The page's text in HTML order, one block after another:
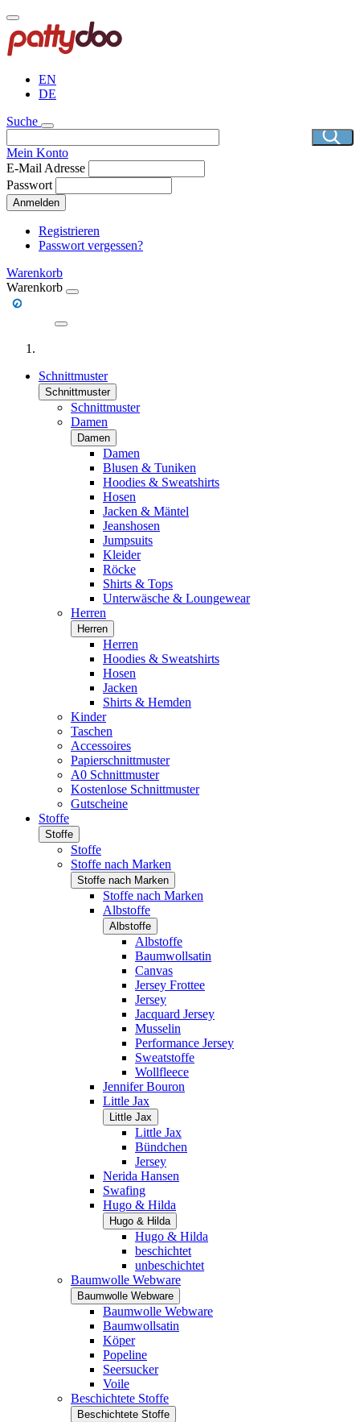
Direkt
zum
Inhalt
EN
DE
Suche
Mein Konto
E-Mail Adresse
Passwort
Anmelden
Registrieren
Passwort vergessen?
Warenkorb
Warenkorb
Schnittmuster
Schnittmuster
Schnittmuster
Damen
Damen
Damen
Blusen & Tuniken
Hoodies & Sweatshirts
Hosen
Jacken & Mäntel
Jeanshosen
Jumpsuits
Kleider
Röcke
Shirts & Tops
Unterwäsche & Loungewear
Herren
Herren
Herren
Hoodies & Sweatshirts
Hosen
Jacken
Shirts & Hemden
Kinder
Taschen
Accessoires
Papierschnittmuster
A0 Schnittmuster
Kostenlose Schnittmuster
Gutscheine
Stoffe
Stoffe
Stoffe
Stoffe nach Marken
Stoffe nach Marken
Stoffe nach Marken
Albstoffe
Albstoffe
Albstoffe
Baumwollsatin
Canvas
Jersey Frottee
Jersey
Jacquard Jersey
Musselin
Performance Jersey
Sweatstoffe
Wollfleece
Jennifer Bouron
Little Jax
Little Jax
Little Jax
Bündchen
Jersey
Nerida Hansen
Swafing
Hugo & Hilda
Hugo & Hilda
Hugo & Hilda
beschichtet
unbeschichtet
Baumwolle Webware
Baumwolle Webware
Baumwolle Webware
Baumwollsatin
Köper
Popeline
Seersucker
Voile
Beschichtete Stoffe
Beschichtete Stoffe